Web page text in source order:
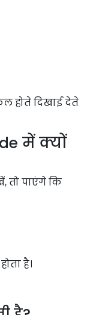
होते दिखाई देते
में क्यों
तो पाएंगे कि
है।